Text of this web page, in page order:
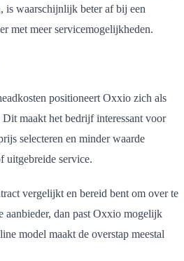
is waarschijnlijk beter af bij een
met meer servicemogelijkheden.
positioneert Oxxio zich als
Dit maakt het bedrijf interessant voor
selecteren en minder waarde
uitgebreide service.
vergelijkt en bereid bent om over te
aanbieder, dan past Oxxio mogelijk
model maakt de overstap meestal